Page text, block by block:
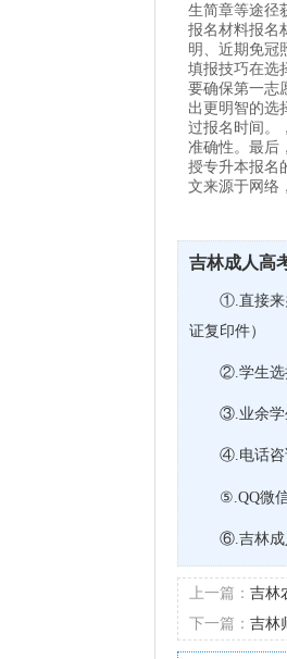
生简章等途径
报名材料报名
明、近期免冠
填报技巧在选
要确保第一志
出更明智的选
过报名时间。
准确性。最后
授专升本报名
文来源于网络
吉林成人高
①.直接来
证复印件）
②.学生选
③.业余学
④.电话咨
⑤.QQ微
⑥.吉林成
上一篇： 吉林
下一篇： 吉林